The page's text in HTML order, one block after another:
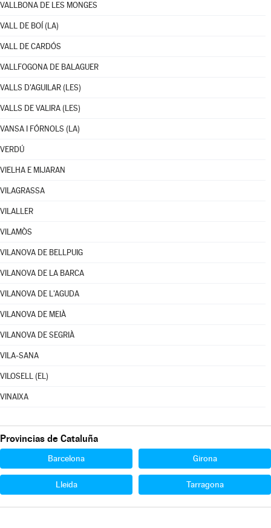
VALLBONA DE LES MONGES
VALL DE BOÍ (LA)
VALL DE CARDÓS
VALLFOGONA DE BALAGUER
VALLS D'AGUILAR (LES)
VALLS DE VALIRA (LES)
VANSA I FÓRNOLS (LA)
VERDÚ
VIELHA E MIJARAN
VILAGRASSA
VILALLER
VILAMÒS
VILANOVA DE BELLPUIG
VILANOVA DE LA BARCA
VILANOVA DE L'AGUDA
VILANOVA DE MEIÀ
VILANOVA DE SEGRIÀ
VILA-SANA
VILOSELL (EL)
VINAIXA
Provincias de Cataluña
Barcelona Girona
Lleida Tarragona